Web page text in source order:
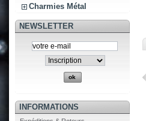
Charmies Métal
NEWSLETTER
INFORMATIONS